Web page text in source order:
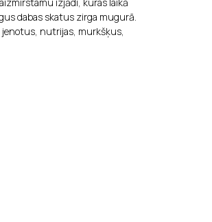
dabas skatus zirga mugurā.
nutrijas, murkšķus,